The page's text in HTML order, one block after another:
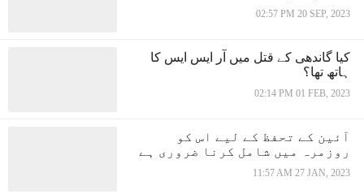
02:57 PM 20 SEP, 2023
کیا گاندھی کے قتل میں آر ایس ایس کا
ہاتھ تھا؟
02:14 PM 01 FEB, 2023
آئین کے تحفظ کے لیے اس کو
روزمرہ میں شامل کرنا ضروری ہے
11:57 AM 27 JAN, 2023